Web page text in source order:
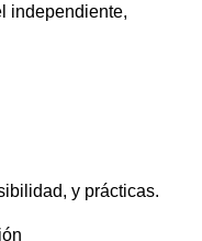
independiente,
y prácticas.